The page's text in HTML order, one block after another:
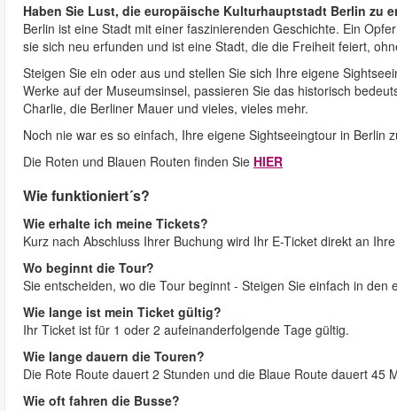
Haben Sie Lust, die europäische Kulturhauptstadt Berlin zu
Berlin ist eine Stadt mit einer faszinierenden Geschichte. Ein
sie sich neu erfunden und ist eine Stadt, die die Freiheit feiert,
Steigen Sie ein oder aus und stellen Sie sich Ihre eigene
Werke auf der Museumsinsel, passieren Sie das historisch
Charlie, die Berliner Mauer und vieles, vieles mehr.
Noch nie war es so einfach, Ihre eigene Sightseeingtour in Berlin
Die Roten und Blauen Routen finden Sie HIER
Wie funktioniert´s?
Wie erhalte ich meine Tickets?
Kurz nach Abschluss Ihrer Buchung wird Ihr E-Ticket direkt an
Wo beginnt die Tour?
Sie entscheiden, wo die Tour beginnt - Steigen Sie einfach in
Wie lange ist mein Ticket gültig?
Ihr Ticket ist für 1 oder 2 aufeinanderfolgende Tage gültig.
Wie lange dauern die Touren?
Die Rote Route dauert 2 Stunden und die Blaue Route dauert 45
Wie oft fahren die Busse?